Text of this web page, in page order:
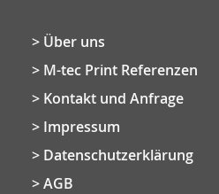
Über uns
M-tec Print Referenzen
Kontakt und Anfrage
Impressum
Datenschutzerklärung
AGB